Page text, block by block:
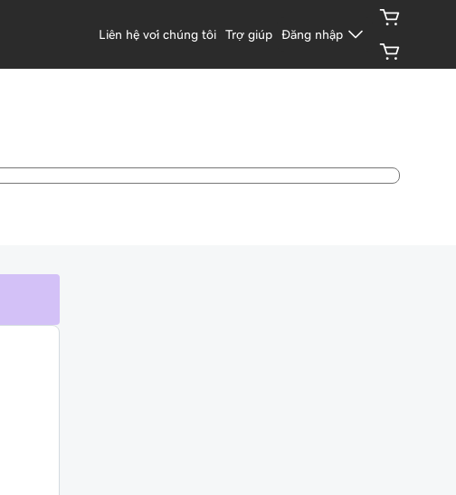
Liên hệ với chúng tôi Trợ giúp Đăng nhập